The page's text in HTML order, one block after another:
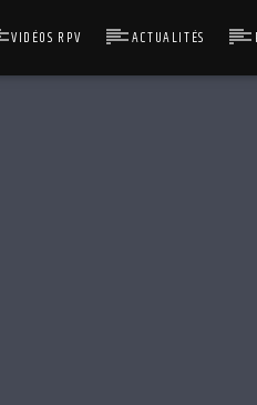
VIDÉOS RPV ACTUALITÉS